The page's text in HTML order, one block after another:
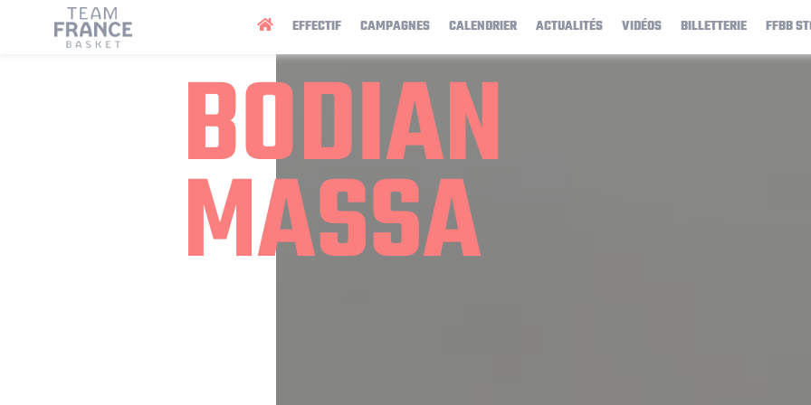
EFFECTIF CAMPAGNES CALENDRIER ACTUALITÉS VIDÉOS BILLETTERIE FFBB
BODIAN
MASSA
Panneau de gestion des cookies